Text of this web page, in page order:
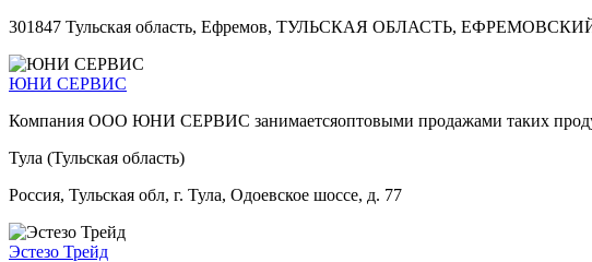
301847 Тульская область, Ефремов, ТУЛЬСКАЯ ОБЛАСТЬ,
ЮНИ СЕРВИС
Компания ООО ЮНИ СЕРВИС занимаетсяоптовыми продажами таких
Тула (Тульская область)
Россия, Тульская обл, г. Тула, Одоевское шоссе, д. 77
Эстезо Трейд